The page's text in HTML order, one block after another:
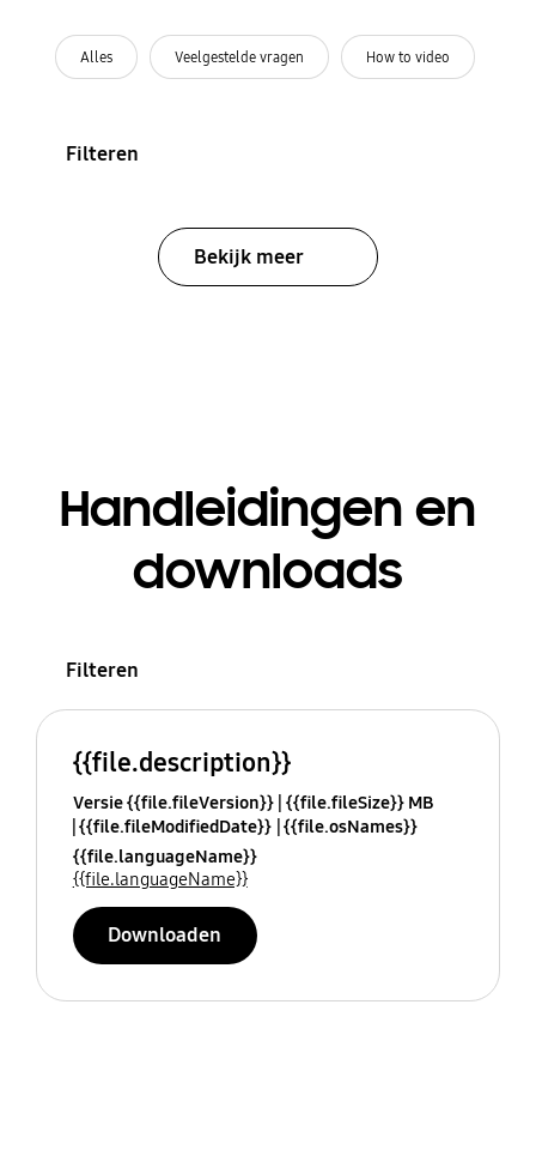
Alles Veelgestelde vragen How to video
Filteren
Bekijk meer
Handleidingen en
downloads
Filteren
{{file.description}}
Versie {{file.fileVersion}} {{file.fileSize}} MB
{{file.fileModifiedDate}} {{file.osNames}}
{{file.languageName}}
{{file.languageName}}
Downloaden